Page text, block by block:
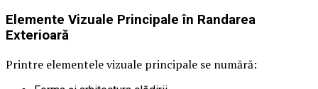
Elemente Vizuale Principale în Randarea
Exterioară
Printre elementele vizuale principale se numără: